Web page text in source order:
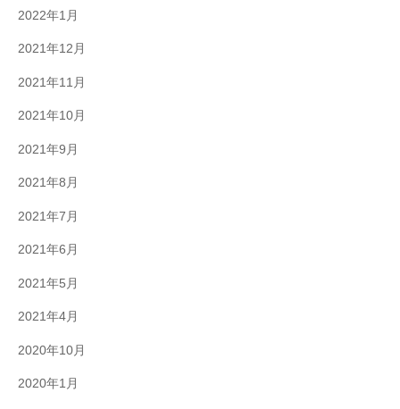
2022年1月
2021年12月
2021年11月
2021年10月
2021年9月
2021年8月
2021年7月
2021年6月
2021年5月
2021年4月
2020年10月
2020年1月